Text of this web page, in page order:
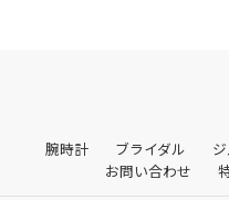
腕時計 ブライダル
お問い合わせ